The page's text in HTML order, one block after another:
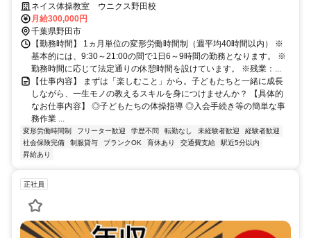
職多数✅子供の未来をつくる仕事
ネイス体操教室 ウニクス野田校
月給300,000円
千葉県野田市
【勤務時間】 1ヵ月単位の変形労働時間制（週平均40時間以内） ※
基本的には、9:30～21:00の間で1日6～9時間の勤務となります。 ※
勤務時間に応じて法定通りの休憩時間を設けています。 ※残業：...
【仕事内容】 まずは「楽しむこと」から。子どもたちと一緒に成長
しながら、一生モノの教えるスキルを身につけませんか？ 【具体的
なお仕事内容】 ◎子どもたちの体操指導 ◎入会手続き等の簡単な事
務作業 ...
変形労働時間制 フリーター歓迎 学歴不問 転勤なし 未経験者歓迎
経験者歓迎
社会保険完備
制服貸与 ブランクOK 育休あり 交通費支給
駅近5分以内
昇給あり
正社員